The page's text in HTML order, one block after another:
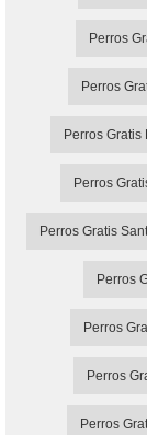
Perros
Perros
Perros Gratis
Perros
Perros Gratis
Perros
Perros
Perros
Perros